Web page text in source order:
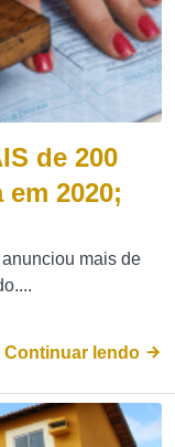
de 200
2020;
mais de
Continuar lendo